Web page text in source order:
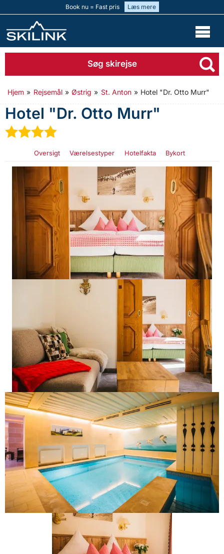
Book nu = Fast pris Læs mere
Søg skirejse
Hjem » Rejsemål » Østrig » St. Anton » Hotel "Dr. Otto Murr"
Hotel "Dr. Otto Murr"
★★★
Oversigt Værelsestyper Hotelfakta Bykort